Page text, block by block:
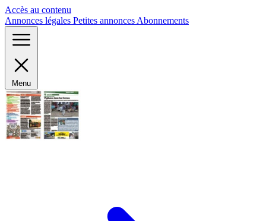
Accès au contenu
Annonces légales Petites annonces Abonnements
Menu
Panneau de gestion des cookies